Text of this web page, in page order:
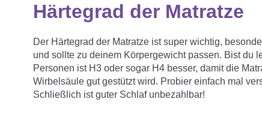
Härtegrad der Matratze
Der Härtegrad der Matratze ist super wichtig,
und sollte zu deinem Körpergewicht passen. Bist du
Personen ist H3 oder sogar H4 besser, damit die
Wirbelsäule gut gestützt wird. Probier einfach mal
Schließlich ist guter Schlaf unbezahlbar!